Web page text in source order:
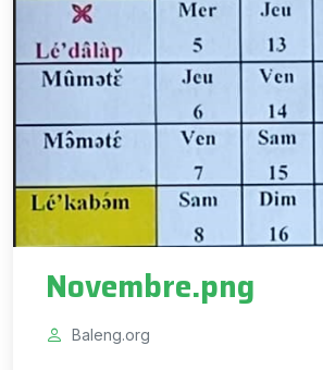
Novembre.png
Baleng.org